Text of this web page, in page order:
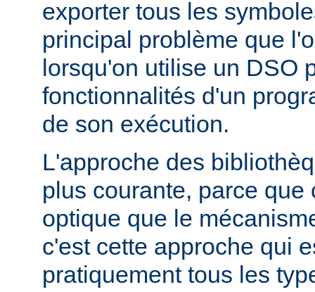
exporter tous les
principal problème que
lorsqu'on utilise un DSO
fonctionnalités d'un
de son exécution.
L'approche des
plus courante, parce que
optique que le
c'est cette approche qui
pratiquement tous les